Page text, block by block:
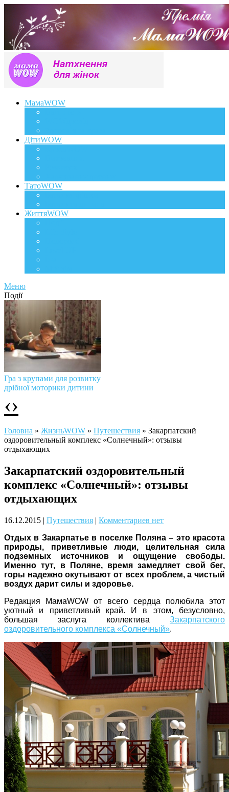
МамаWOW
ДітиWOW
ТатоWOW
ЖиттяWOW
Меню
Події
Гра з крупами для розвитку
дрібної моторики дитини
Чому дітям корисно читати
Материнське вигорання: як
собі допомогти
Як підготувати дитину до
навчального року? Поради
лікаря батькам
Поради багатодітної мами:
особистісний розвиток в
декреті
‹›
Головна » ЖизньWOW » Путешествия » Закарпатский
оздоровительный комплекс «Солнечный»: отзывы
отдыхающих
Закарпатский оздоровительный
комплекс «Солнечный»: отзывы
отдыхающих
16.12.2015 | Путешествия | Комментариев нет
Отдых в Закарпатье в поселке Поляна – это красота
природы, приветливые люди, целительная сила
подземных источников и ощущение свободы.
Именно тут, в Поляне, время замедляет свой бег,
горы надежно окутывают от всех проблем, а чистый
воздух дарит силы и здоровье.
Редакция МамаWOW от всего сердца полюбила этот
уютный и приветливый край. И в этом, безусловно,
большая заслуга коллектива
Закарпатского
оздоровительного комплекса «Солнечный».